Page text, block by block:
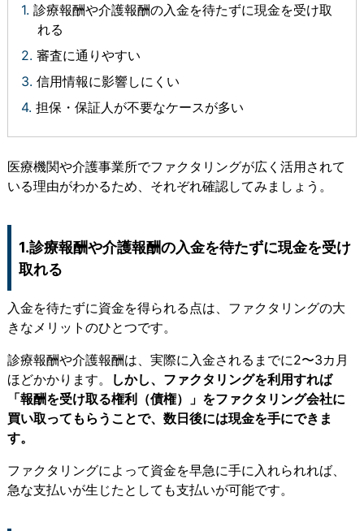
診療報酬や介護報酬の入金を待たずに現金を受け取
れる
審査に通りやすい
信用情報に影響しにくい
担保・保証人が不要なケースが多い
医療機関や介護事業所でファクタリングが広く活用されて
いる理由がわかるため、それぞれ確認してみましょう。
1.診療報酬や介護報酬の入金を待たずに現金を受け
取れる
入金を待たずに資金を得られる点は、ファクタリングの大
きなメリットのひとつです。
診療報酬や介護報酬は、実際に入金されるまでに2〜3カ月
ほどかかります。
しかし、ファクタリングを利用すれば
「報酬を受け取る権利（債権）」をファクタリング会社に
買い取ってもらうことで、数日後には現金を手にできま
す。
ファクタリングによって資金を早急に手に入れられれば、
急な支払いが生じたとしても支払いが可能です。